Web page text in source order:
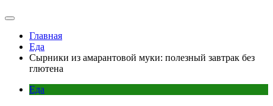
Главная
Еда
Сырники из амарантовой муки: полезный завтрак без
глютена
Еда